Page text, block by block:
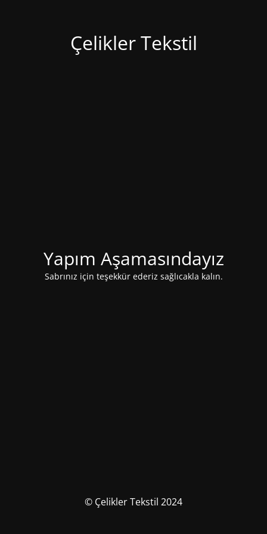
Çelikler Tekstil
Yapım Aşamasındayız
Sabrınız için teşekkür ederiz sağlıcakla kalın.
© Çelikler Tekstil 2024